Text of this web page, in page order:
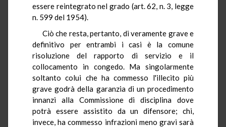
essere reintegrato nel grado (art. 62, n. 3, legge
n. 599 del 1954).
Ciò che resta, pertanto, di veramente grave e
definitivo per entrambi i casi è la comune
risoluzione del rapporto di servizio e il
collocamento in congedo. Ma singolarmente
soltanto colui che ha commesso l'illecito più
grave godrà della garanzia di un procedimento
innanzi alla Commissione di disciplina dove
potrà essere assistito da un difensore; chi,
invece, ha commesso infrazioni meno gravi sarà